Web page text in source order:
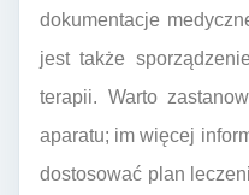
dokumentacje
jest także
terapii. Warto
aparatu; im więcej
dostosować plan